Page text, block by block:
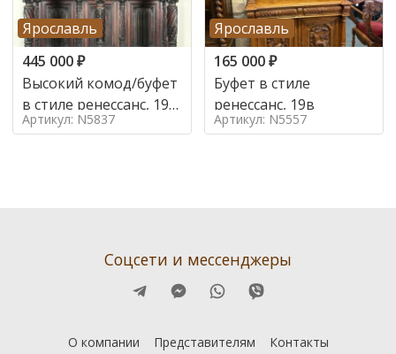
Ярославль
445 000₽
Высокий комод/буфет
в стиле ренессанс, 19
век
Артикул: N5837
Ярославль
165 000₽
Буфет в стиле
ренессанс, 19в
Артикул: N5557
Соцсети и мессенджеры
О компании Представителям Контакты